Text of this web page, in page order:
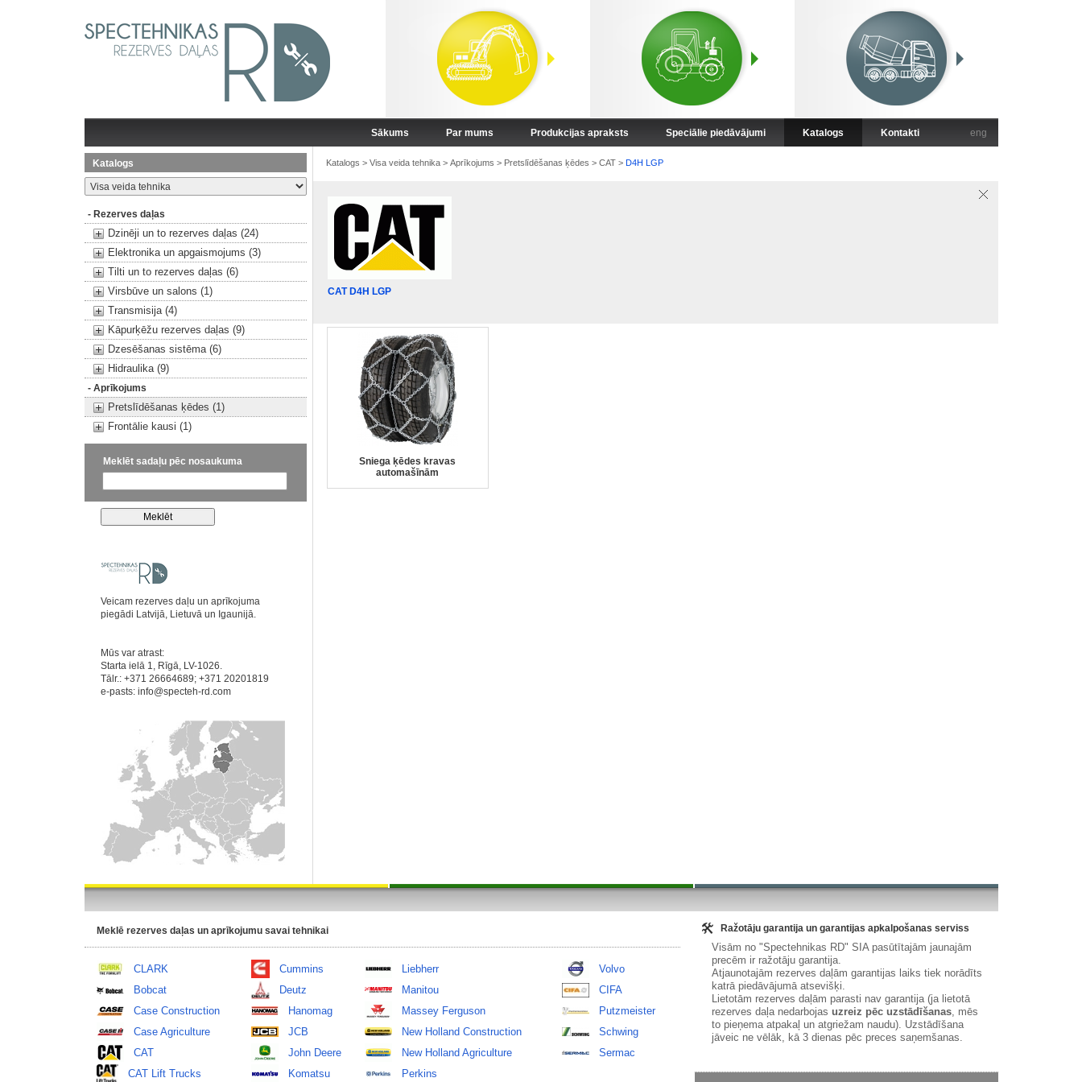
Sākums Par mums Produkcijas apraksts Speciālie piedāvājumi Katalogs Kontakti eng
Katalogs
- Rezerves daļas
Dzinēji un to rezerves daļas (24)
Elektronika un apgaismojums (3)
Tilti un to rezerves daļas (6)
Virsbūve un salons (1)
Transmisija (4)
Kāpurķēžu rezerves daļas (9)
Dzesēšanas sistēma (6)
Hidraulika (9)
- Aprīkojums
Pretslīdēšanas ķēdes (1)
Frontālie kausi (1)
Meklēt sadaļu pēc nosaukuma
Veicam rezerves daļu un aprīkojuma
piegādi Latvijā, Lietuvā un Igaunijā.
Mūs var atrast:
Starta ielā 1, Rīgā, LV-1026.
Tālr.: +371 26664689; +371 20201819
e-pasts: info@specteh-rd.com
Katalogs > Visa veida tehnika> Aprīkojums > Pretslīdēšanas ķēdes > CAT> D4H LGP
CAT D4H LGP
Sniega ķēdes kravas
automašīnām
Meklē rezerves daļas un aprīkojumu savai tehnikai
CLARK
Bobcat
Case Construction
Case Agriculture
CAT
CAT Lift Trucks
Cummins
Deutz
Hanomag
JCB
John Deere
Komatsu
Liebherr
Manitou
Massey Ferguson
New Holland Construction
New Holland Agriculture
Perkins
Volvo
CIFA
Putzmeister
Schwing
Sermac
Ražotāju garantija un garantijas apkalpošanas serviss
Visām no "Spectehnikas RD" SIA pasūtītajām jaunajām
precēm ir ražotāju garantija.
Atjaunotajām rezerves daļām garantijas laiks tiek norādīts
katrā piedāvājumā atsevišķi.
Lietotām rezerves daļām parasti nav garantija (ja lietotā
rezerves daļa nedarbojas uzreiz pēc uzstādīšanas, mēs
to pieņema atpakaļ un atgriežam naudu). Uzstādīšana
jāveic ne vēlāk, kā 3 dienas pēc preces saņemšanas.